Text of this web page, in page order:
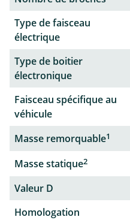
Type de faisceau
électrique
Type de boitier
électronique
Faisceau spécifique au
véhicule
Masse remorquable1
Masse statique2
Valeur D
Homologation